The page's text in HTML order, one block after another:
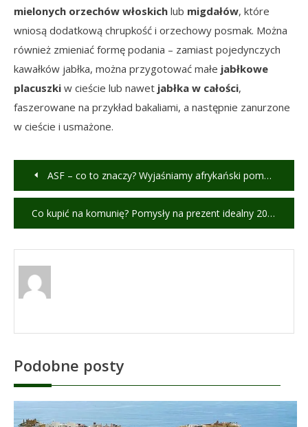
mielonych orzechów włoskich lub migdałów, które
wniosą dodatkową chrupkość i orzechowy posmak. Można
również zmieniać formę podania – zamiast pojedynczych
kawałków jabłka, można przygotować małe jabłkowe
placuszki w cieście lub nawet jabłka w całości,
faszerowane na przykład bakaliami, a następnie zanurzone
w cieście i usmażone.
Nawigacja
wpisu
ASF – co to znaczy? Wyjaśniamy afrykański pomór świń
Co kupić na komunię? Pomysły na prezent idealny 2025
Podobne posty